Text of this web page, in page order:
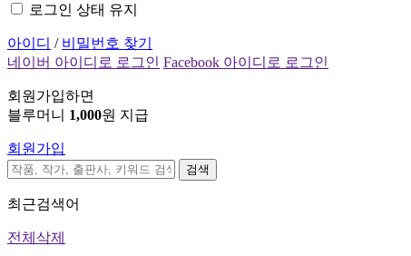
로그인 상태 유지
아이디 / 비밀번호 찾기
네이버 아이디로 로그인 Facebook 아이디로 로그인
회원가입하면
블루머니 1,000원 지급
회원가입
검색
최근검색어
전체삭제